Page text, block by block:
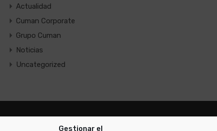
Gestionar el
Actualidad
Cuman Corporate
Grupo Cuman
Noticias
Uncategorized